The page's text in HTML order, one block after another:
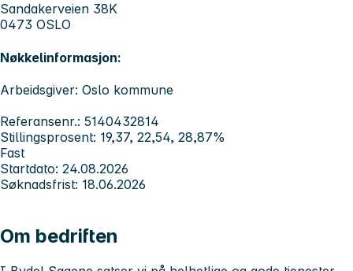
Sandakerveien 38K
0473 OSLO
Nøkkelinformasjon:
Arbeidsgiver: Oslo kommune
Referansenr.: 5140432814
Stillingsprosent: 19,37, 22,54, 28,87%
Fast
Startdato: 24.08.2026
Søknadsfrist: 18.06.2026
Om bedriften